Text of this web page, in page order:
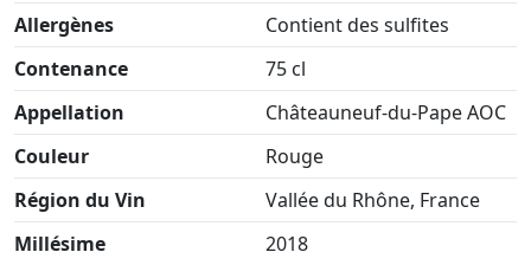
Allergènes
Contient des sulfites
Contenance
75 cl
Appellation
Châteauneuf-du-Pape AOC
Couleur
Rouge
Région du Vin
Vallée du Rhône, France
Millésime
2018